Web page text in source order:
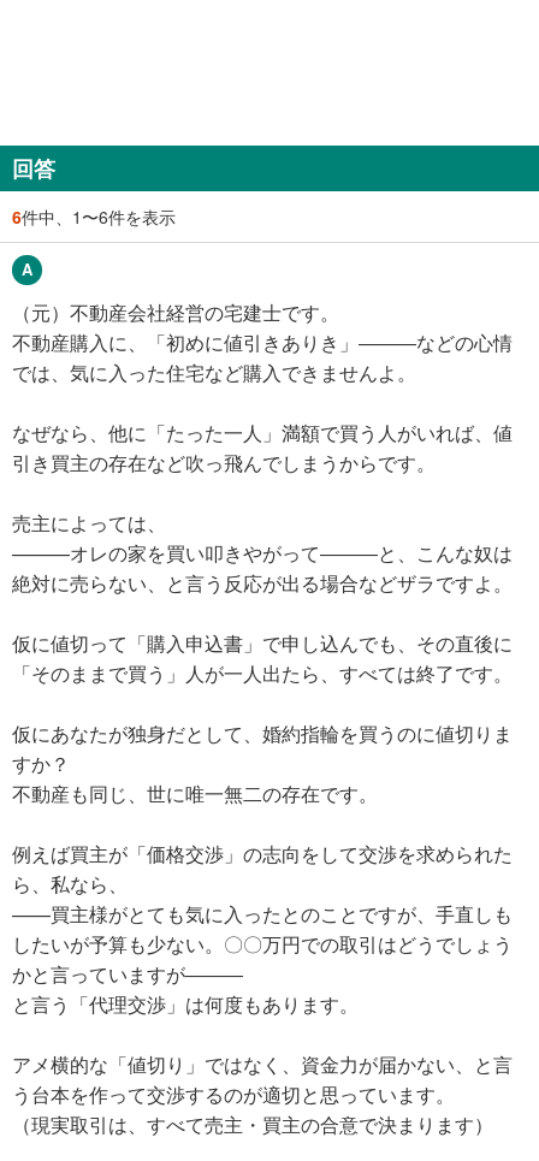
回答
6件中、1〜6件を表示
（元）不動産会社経営の宅建士です。
不動産購入に、「初めに値引きありき」―――などの心情
では、気に入った住宅など購入できませんよ。
なぜなら、他に「たった一人」満額で買う人がいれば、値
引き買主の存在など吹っ飛んでしまうからです。
売主によっては、
———オレの家を買い叩きやがって―――と、こんな奴は
絶対に売らない、と言う反応が出る場合などザラですよ。
仮に値切って「購入申込書」で申し込んでも、その直後に
「そのままで買う」人が一人出たら、すべては終了です。
仮にあなたが独身だとして、婚約指輪を買うのに値切りま
すか？
不動産も同じ、世に唯一無二の存在です。
例えば買主が「価格交渉」の志向をして交渉を求められた
ら、私なら、
——買主様がとても気に入ったとのことですが、手直しも
したいが予算も少ない。〇〇万円での取引はどうでしょう
かと言っていますが―――
と言う「代理交渉」は何度もあります。
アメ横的な「値切り」ではなく、資金力が届かない、と言
う台本を作って交渉するのが適切と思っています。
（現実取引は、すべて売主・買主の合意で決まります）